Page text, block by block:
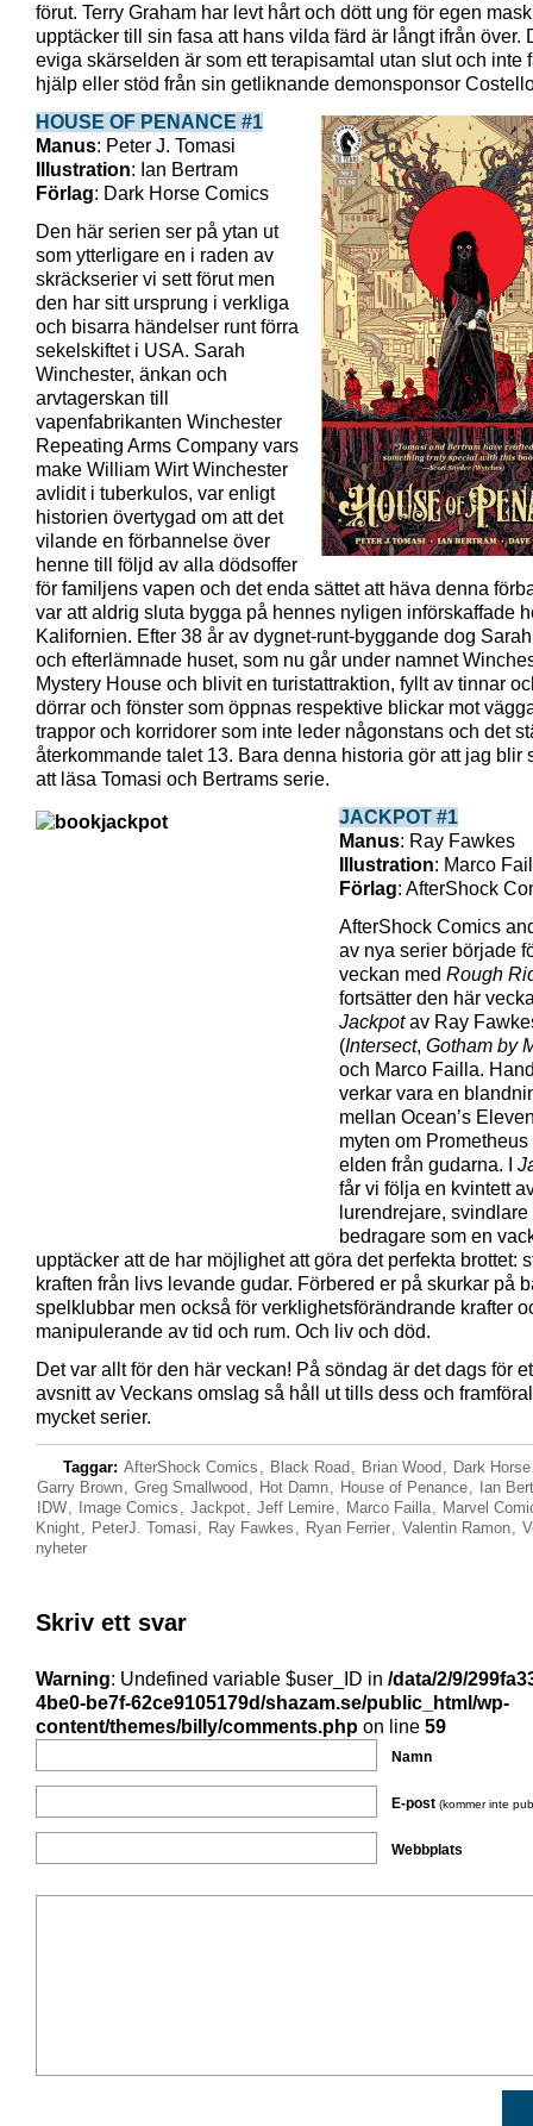
förut. Terry Graham har levt hårt och dött ung för egen
upptäcker till sin fasa att hans vilda färd är långt ifrån över.
eviga skärselden är som ett terapisamtal utan slut och inte
hjälp eller stöd från sin getliknande demonsponsor
HOUSE OF PENANCE #1
Manus: Peter J. Tomasi
Illustration: Ian Bertram
Förlag: Dark Horse Comics
Den här serien ser på ytan ut
som ytterligare en i raden av
skräckserier vi sett förut men
den har sitt ursprung i verkliga
och bisarra händelser runt förra
sekelskiftet i USA. Sarah
Winchester, änkan och
arvtagerskan till
vapenfabrikanten Winchester
Repeating Arms Company vars
make William Wirt Winchester
avlidit i tuberkulos, var enligt
historien övertygad om att det
vilande en förbannelse över
henne till följd av alla dödsoffer
för familjens vapen och det enda sättet att häva denna
var att aldrig sluta bygga på hennes nyligen införskaffade
Kalifornien. Efter 38 år av dygnet-runt-byggande dog
och efterlämnade huset, som nu går under namnet
Mystery House och blivit en turistattraktion, fyllt av tinnar
dörrar och fönster som öppnas respektive blickar mot
trappor och korridorer som inte leder någonstans och det
återkommande talet 13. Bara denna historia gör att jag blir
att läsa Tomasi och Bertrams serie.
JACKPOT #1
Manus: Ray Fawkes
Illustration: Marco
Förlag: AfterShock
AfterShock Comics
av nya serier började
veckan med Rough
fortsätter den här
Jackpotav Ray
(Intersect, Gotham by
och Marco Failla.
verkar vara en
mellan Ocean’s
myten om
elden från gudarna. I
får vi följa en kvintett
lurendrejare, svindlare
bedragare som en
upptäcker att de har möjlighet att göra det perfekta brottet:
kraften från livs levande gudar. Förbered er på skurkar på
spelklubbar men också för verklighetsförändrande krafter
manipulerande av tid och rum. Och liv och död.
Det var allt för den här veckan! På söndag är det dags för
avsnitt av Veckans omslag så håll ut tills dess och
mycket serier.
Taggar: AfterShock Comics , Black Road , Brian Wood , Dark
Garry Brown, Greg Smallwood , Hot Damn, House of Penance,
Ian
IDW, Image Comics , Jackpot, Jeff Lemire, Marco Failla, Marvel
Knight, PeterJ. Tomasi , Ray Fawkes , Ryan Ferrier, Valentin Ramon,
nyheter
Skriv ett svar
Warning: Undefined variable $user_ID in /data/2/9/
4be0-be7f-62ce9105179d/shazam.se/public_html/wp-
content/themes/billy/comments.php on line 59
Namn
E-post (kommer inte
Webbplats